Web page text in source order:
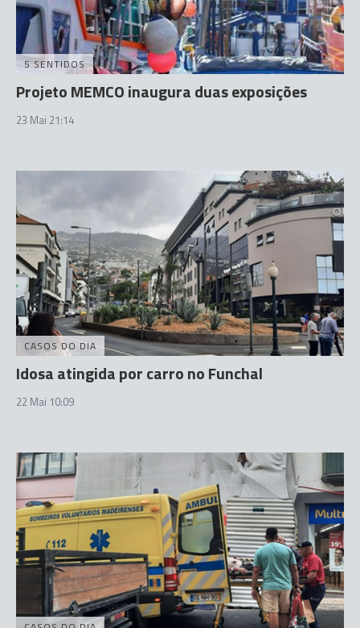
5 SENTIDOS
Projeto MEMCO inaugura duas exposições
23 Mai 21:14
CASOS DO DIA
Idosa atingida por carro no Funchal
22 Mai 10:09